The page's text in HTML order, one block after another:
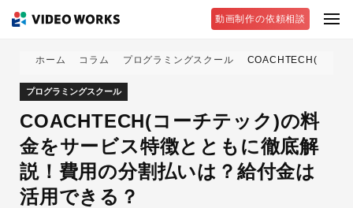
動画制作の依頼相談
ホーム コラム プログラミングスクール COACHTECH(コーチ
プログラミングスクール
COACHTECH(コーチテック)の料
金をサービス特徴とともに徹底解
説！費用の分割払いは？給付金は
活用できる？